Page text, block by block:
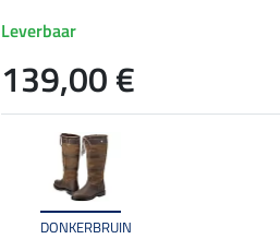
DONKERBRUIN
Leverbaar
139,00 €